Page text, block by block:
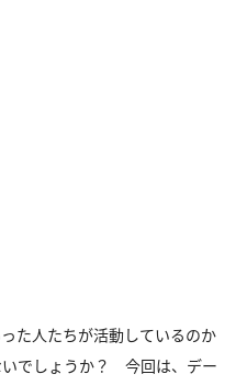
た人たちが活動しているのか
でしょうか？ 今回は、デー